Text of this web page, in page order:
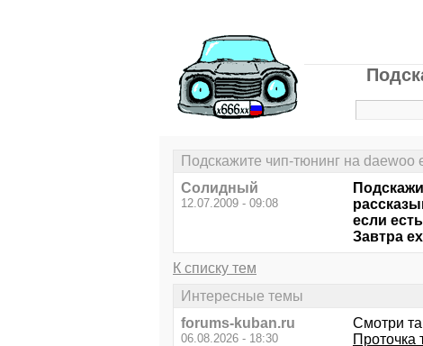
Подскажите чип-тюнинг на
Солидный
12.07.2009 - 09:08
если
Завтра
К списку тем
Интересные темы
forums-kuban.ru
06.08.2026 - 18:30
Смотри
Проточка